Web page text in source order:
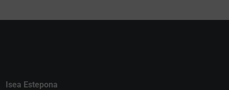
Isea Estepona